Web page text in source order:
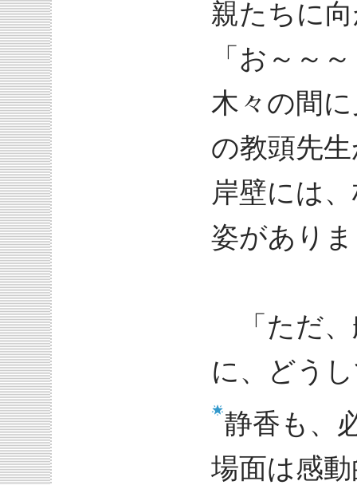
親たちに
「お～～
木々の間
の教頭先
岸壁には
姿があり
「ただ、
に、どう
静香も、
場面は感